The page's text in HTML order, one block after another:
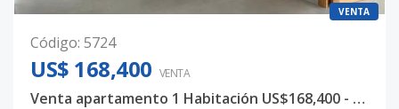
VENTA
Código: 5724
US$ 168,400 VENTA
Venta apartamento 1 Habitación US$168,400 - La Castellana